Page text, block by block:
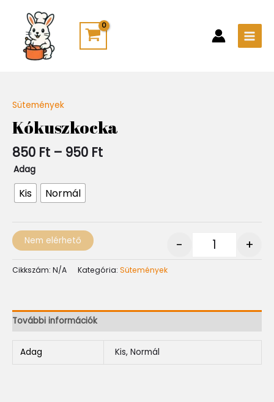
content
Sütemények
Kókuszkocka
850 Ft – 950 Ft
850 Ft
-
950 Ft
Adag
Kis Normál
- +
Nem elérhető
Cikkszám: N/A Kategória: Sütemények
További információk
Adag Kis, Normál